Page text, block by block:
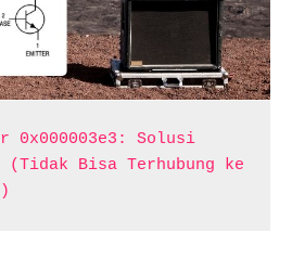
0x000003e3: Solusi
(Tidak Bisa Terhubung ke